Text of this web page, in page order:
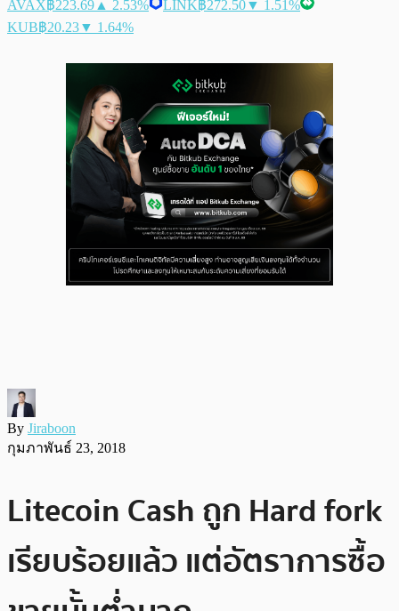
AVAX฿223.69 ▲ 2.53% LINK฿272.50▼ 1.51%
KUB฿20.23▼ 1.64%
By Jiraboon
กุมภาพันธ์ 23, 2018
Litecoin Cash ถูก Hard fork
เรียบร้อยแล้ว แต่อัตราการซื้อ